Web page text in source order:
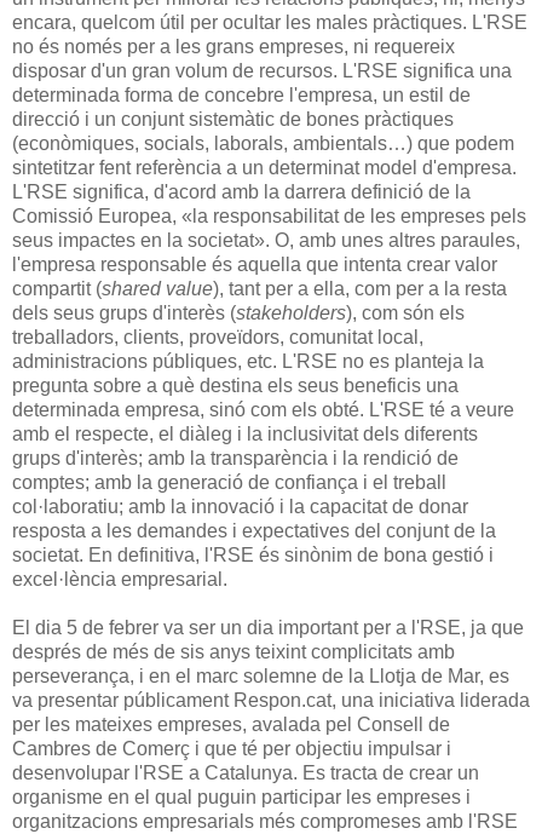
encara, quelcom útil per ocultar les males pràctiques. L'RSE
no és només per a les grans empreses, ni requereix
disposar d'un gran volum de recursos. L'RSE significa una
determinada forma de concebre l'empresa, un estil de
direcció i un conjunt sistemàtic de bones pràctiques
(econòmiques, socials, laborals, ambientals…) que podem
sintetitzar fent referència a un determinat model d'empresa.
L'RSE significa, d'acord amb la darrera definició de la
Comissió Europea, «la responsabilitat de les empreses pels
seus impactes en la societat». O, amb unes altres paraules,
l'empresa responsable és aquella que intenta crear valor
compartit (shared value), tant per a ella, com per a la resta
dels seus grups d'interès (stakeholders), com són els
treballadors, clients, proveïdors, comunitat local,
administracions públiques, etc. L'RSE no es planteja la
pregunta sobre a què destina els seus beneficis una
determinada empresa, sinó com els obté. L'RSE té a veure
amb el respecte, el diàleg i la inclusivitat dels diferents
grups d'interès; amb la transparència i la rendició de
comptes; amb la generació de confiança i el treball
col·laboratiu; amb la innovació i la capacitat de donar
resposta a les demandes i expectatives del conjunt de la
societat. En definitiva, l'RSE és sinònim de bona gestió i
excel·lència empresarial.
El dia 5 de febrer va ser un dia important per a l'RSE, ja que
després de més de sis anys teixint complicitats amb
perseverança, i en el marc solemne de la Llotja de Mar, es
va presentar públicament Respon.cat, una iniciativa liderada
per les mateixes empreses, avalada pel Consell de
Cambres de Comerç i que té per objectiu impulsar i
desenvolupar l'RSE a Catalunya. Es tracta de crear un
organisme en el qual puguin participar les empreses i
organitzacions empresarials més compromeses amb l'RSE